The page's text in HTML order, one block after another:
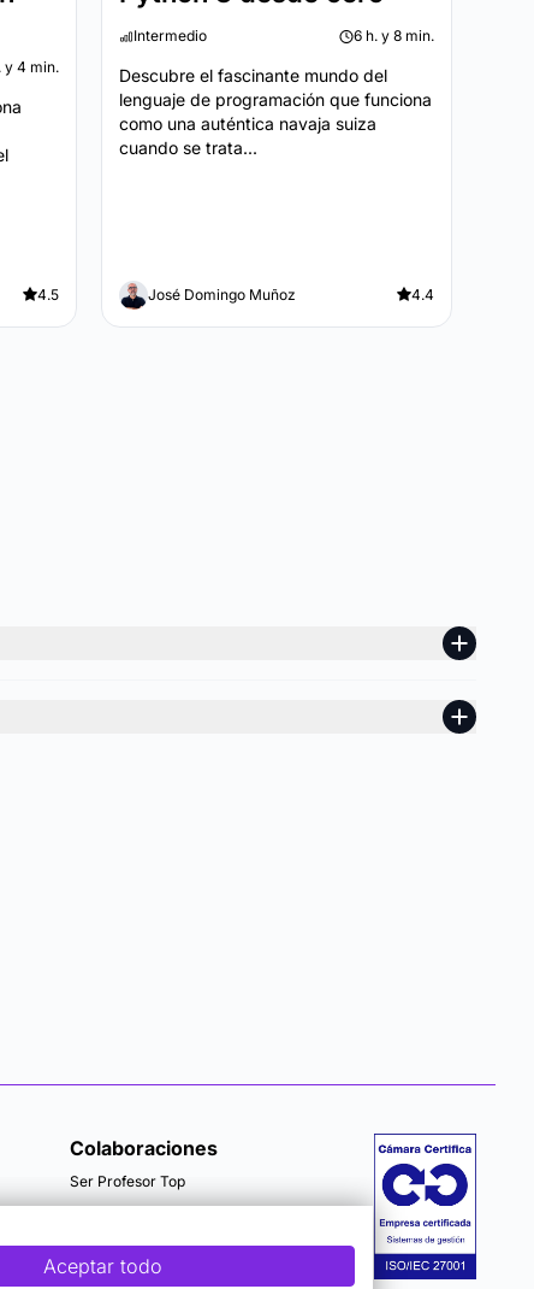
y 4 min.
4.5
Intermedio 6 h. y 8 min.
Descubre el fascinante mundo del
lenguaje de programación que funciona
como una auténtica navaja suiza
cuando se trata...
José Domingo Muñoz 4.4
Colaboraciones
Ser Profesor Top
Aceptar todo